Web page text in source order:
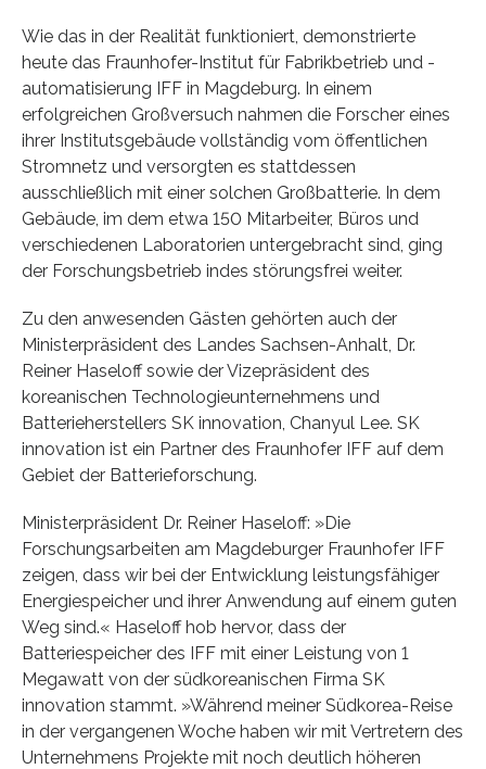
Wie das in der Realität funktioniert, demonstrierte
heute das Fraunhofer-Institut für Fabrikbetrieb und -
automatisierung IFF in Magdeburg. In einem
erfolgreichen Großversuch nahmen die Forscher eines
ihrer Institutsgebäude vollständig vom öffentlichen
Stromnetz und versorgten es stattdessen
ausschließlich mit einer solchen Großbatterie. In dem
Gebäude, im dem etwa 150 Mitarbeiter, Büros und
verschiedenen Laboratorien untergebracht sind, ging
der Forschungsbetrieb indes störungsfrei weiter.
Zu den anwesenden Gästen gehörten auch der
Ministerpräsident des Landes Sachsen-Anhalt, Dr.
Reiner Haseloff sowie der Vizepräsident des
koreanischen Technologieunternehmens und
Batterieherstellers SK innovation, Chanyul Lee. SK
innovation ist ein Partner des Fraunhofer IFF auf dem
Gebiet der Batterieforschung.
Ministerpräsident Dr. Reiner Haseloff: »Die
Forschungsarbeiten am Magdeburger Fraunhofer IFF
zeigen, dass wir bei der Entwicklung leistungsfähiger
Energiespeicher und ihrer Anwendung auf einem guten
Weg sind.« Haseloff hob hervor, dass der
Batteriespeicher des IFF mit einer Leistung von 1
Megawatt von der südkoreanischen Firma SK
innovation stammt. »Während meiner Südkorea-Reise
in der vergangenen Woche haben wir mit Vertretern des
Unternehmens Projekte mit noch deutlich höheren